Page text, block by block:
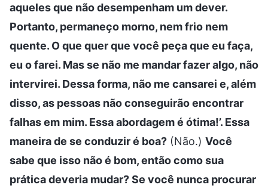
aqueles que não desempenham um dever.
Portanto, permaneço morno, nem frio nem
quente. O que quer que você peça que eu faça,
eu o farei. Mas se não me mandar fazer algo, não
intervirei. Dessa forma, não me cansarei e, além
disso, as pessoas não conseguirão encontrar
falhas em mim. Essa abordagem é ótima!’. Essa
maneira de se conduzir é boa? (Não.) Você
sabe que isso não é bom, então como sua
prática deveria mudar? Se você nunca procurar